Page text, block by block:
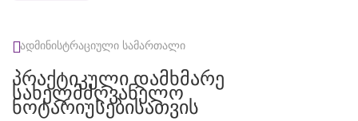
ადმინისტრაციული სამართალი
Პრაქტიკული Დამხმარე
Სახელმძღვანელო
Ნოტარიუსებისათვის